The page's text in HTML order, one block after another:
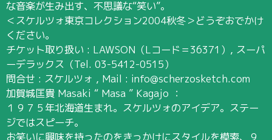
な音楽が生み出す、不思議な“笑い”。
＜スケルツォ東京コレクション2004秋冬＞どうぞおでかけ
ください。
チケット取り扱い : LAWSON（Lコード＝36371）, スーパ
ーデラックス（Tel. 03-5412-0515）
問合せ : スケルツォ , Mail : info@scherzosketch.com
加賀城匡貴 Masaki “ Masa ” Kagajo ：
１９７５年北海道生まれ。スケルツォのアイデア。ステー
ジではスピーチ。
お笑いに興味を持ったのをきっかけにスタイルを模索、９